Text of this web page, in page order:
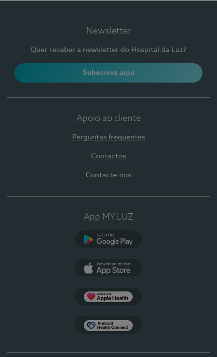
Newsletter
Quer receber a newsletter do Hospital da Luz?
Subscreva aqui
Apoio ao cliente
Perguntas frequentes
Contactos
Contacte-nos
App MY LUZ